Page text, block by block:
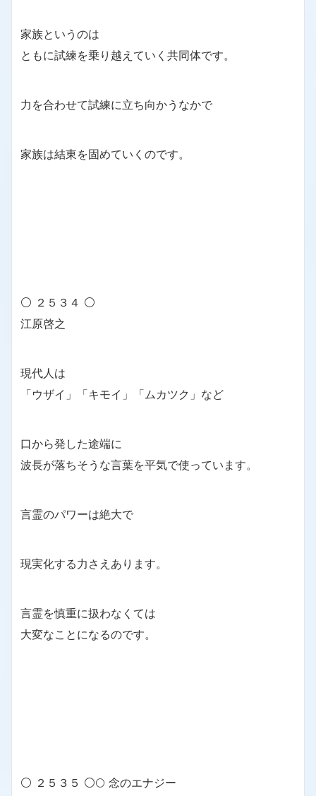
家族というのは
ともに試練を乗り越えていく共同体です。
力を合わせて試練に立ち向かうなかで
家族は結東を固めていくのです。
⚪ ２５３４ ⚪
江原啓之
現代人は
「ウザイ」「キモイ」「ムカツク」など
口から発した途端に
波長が落ちそうな言葉を平気で使っています。
言霊のパワーは絶大で
現実化する力さえあります。
言霊を慎重に扱わなくては
大変なことになるのです。
⚪ ２５３５ ⚪🌕 念のエナジー